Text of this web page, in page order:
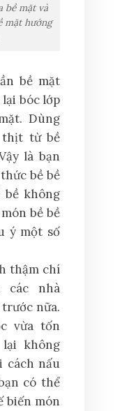
bề mặt và
mặt hướng
bề mặt
bóc lớp
Dùng
thịt từ bề
là bạn
bề bề
bề không
bề bề
ý một số
thậm chí
các nhà
nữa.
vừa tốn
không
cách nấu
có thể
biến món